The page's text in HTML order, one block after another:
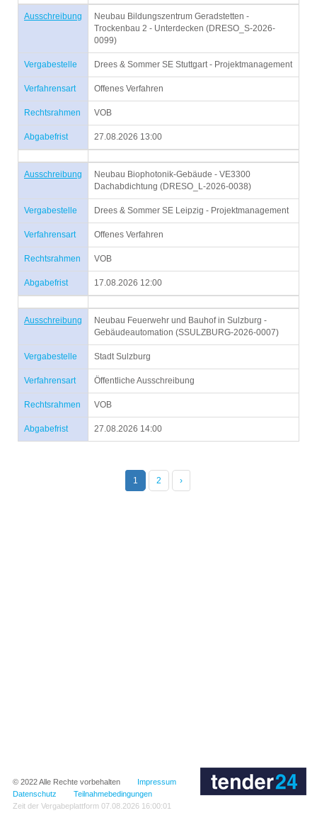
Ausschreibung
Neubau Bildungszentrum Geradstetten -
Trockenbau 2 - Unterdecken (DRESO_S-2026-
0099)
Vergabestelle Drees & Sommer SE Stuttgart - Projektmanagement
Verfahrensart Offenes Verfahren
Rechtsrahmen VOB
Abgabefrist 27.08.2026 13:00
Ausschreibung
Neubau Biophotonik-Gebäude - VE3300
Dachabdichtung (DRESO_L-2026-0038)
Vergabestelle Drees & Sommer SE Leipzig - Projektmanagement
Verfahrensart Offenes Verfahren
Rechtsrahmen VOB
Abgabefrist 17.08.2026 12:00
Ausschreibung
Neubau Feuerwehr und Bauhof in Sulzburg -
Gebäudeautomation (SSULZBURG-2026-0007)
Vergabestelle Stadt Sulzburg
Verfahrensart Öffentliche Ausschreibung
Rechtsrahmen VOB
Abgabefrist 27.08.2026 14:00
1 2 ›
© 2022Alle Rechte vorbehalten
Impressum
Datenschutz
Teilnahmebedingungen
Zeit der Vergabeplattform 07.08.2026 16:00:01